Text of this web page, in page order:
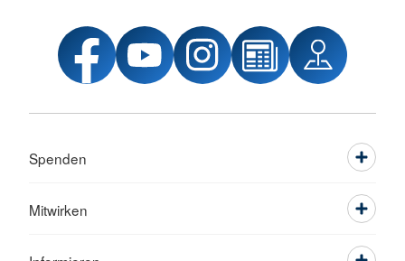
Spenden
Mitwirken